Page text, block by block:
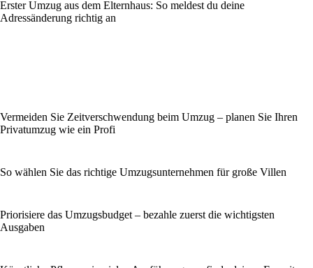
Erster Umzug aus dem Elternhaus: So meldest du deine
Adressänderung richtig an
Vermeiden Sie Zeitverschwendung beim Umzug – planen Sie Ihren
Privatumzug wie ein Profi
So wählen Sie das richtige Umzugsunternehmen für große Villen
Priorisiere das Umzugsbudget – bezahle zuerst die wichtigsten
Ausgaben